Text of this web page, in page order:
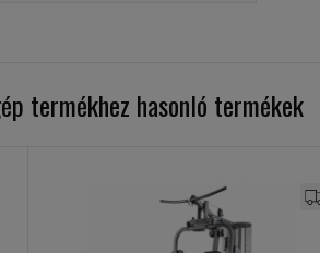
termékhez hasonló termékek